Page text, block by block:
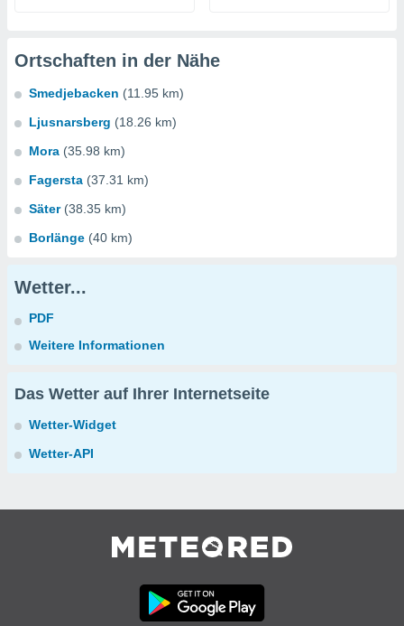
Ortschaften in der Nähe
Smedjebacken (11.95 km)
Ljusnarsberg (18.26 km)
Mora (35.98 km)
Fagersta (37.31 km)
Säter (38.35 km)
Borlänge (40 km)
Wetter...
PDF
Weitere Informationen
Das Wetter auf Ihrer Internetseite
Wetter-Widget
Wetter-API